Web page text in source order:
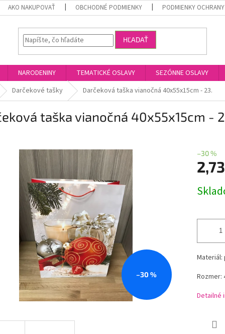
AKO NAKUPOVAŤ OBCHODNÉ PODMIENKY PODMIENKY
HĽADAŤ
NARODENINY TEMATICKÉ OSLAVY
SEZÓNNE OSLAVY
Darčekové tašky
Darčeková taška vianočná 40x55x15cm - 23.
taška vianočná 40x55x15cm -
–30 %
–30 %
cena:
Materiál:
Rozmer:
Detailné